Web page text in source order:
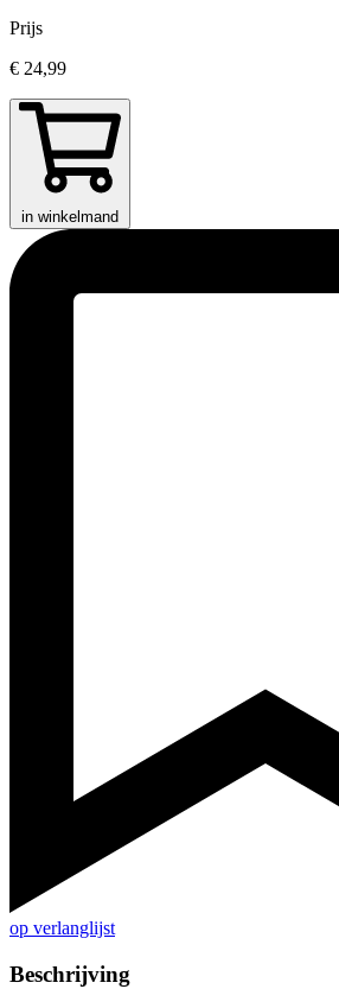
Prijs
€ 24,99
in winkelmand
op verlanglijst
Beschrijving